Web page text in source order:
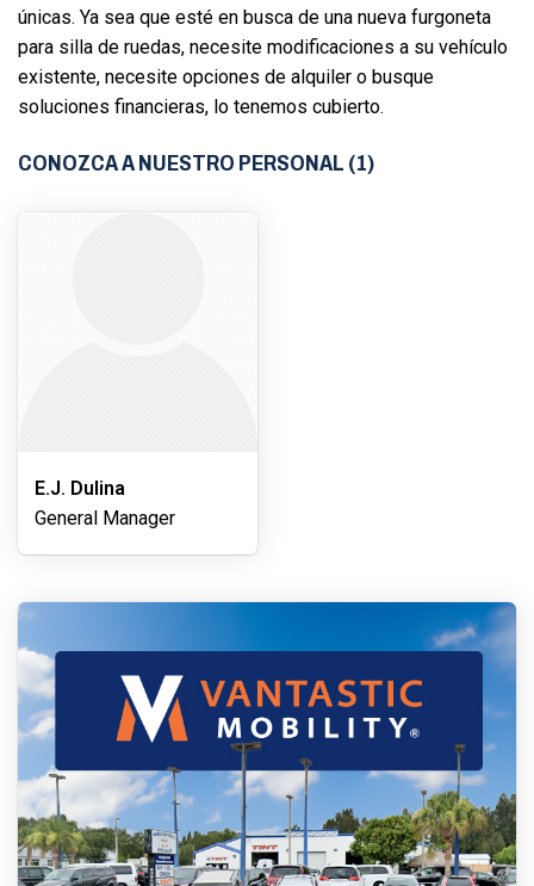
únicas. Ya sea que esté en busca de una nueva furgoneta
para silla de ruedas, necesite modificaciones a su vehículo
existente, necesite opciones de alquiler o busque
soluciones financieras, lo tenemos cubierto.
CONOZCA A NUESTRO PERSONAL (1)
E.J. Dulina
General Manager